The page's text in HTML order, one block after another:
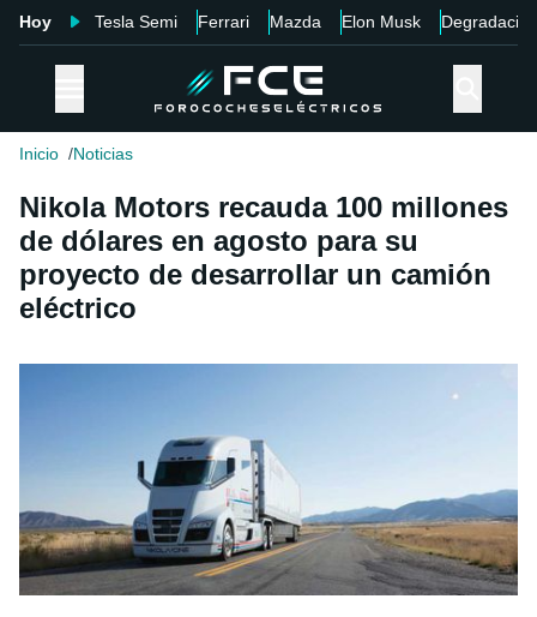
Hoy Tesla Semi Ferrari Mazda Elon Musk Degradación
Inicio Noticias
Nikola Motors recauda 100 millones
de dólares en agosto para su
proyecto de desarrollar un camión
eléctrico